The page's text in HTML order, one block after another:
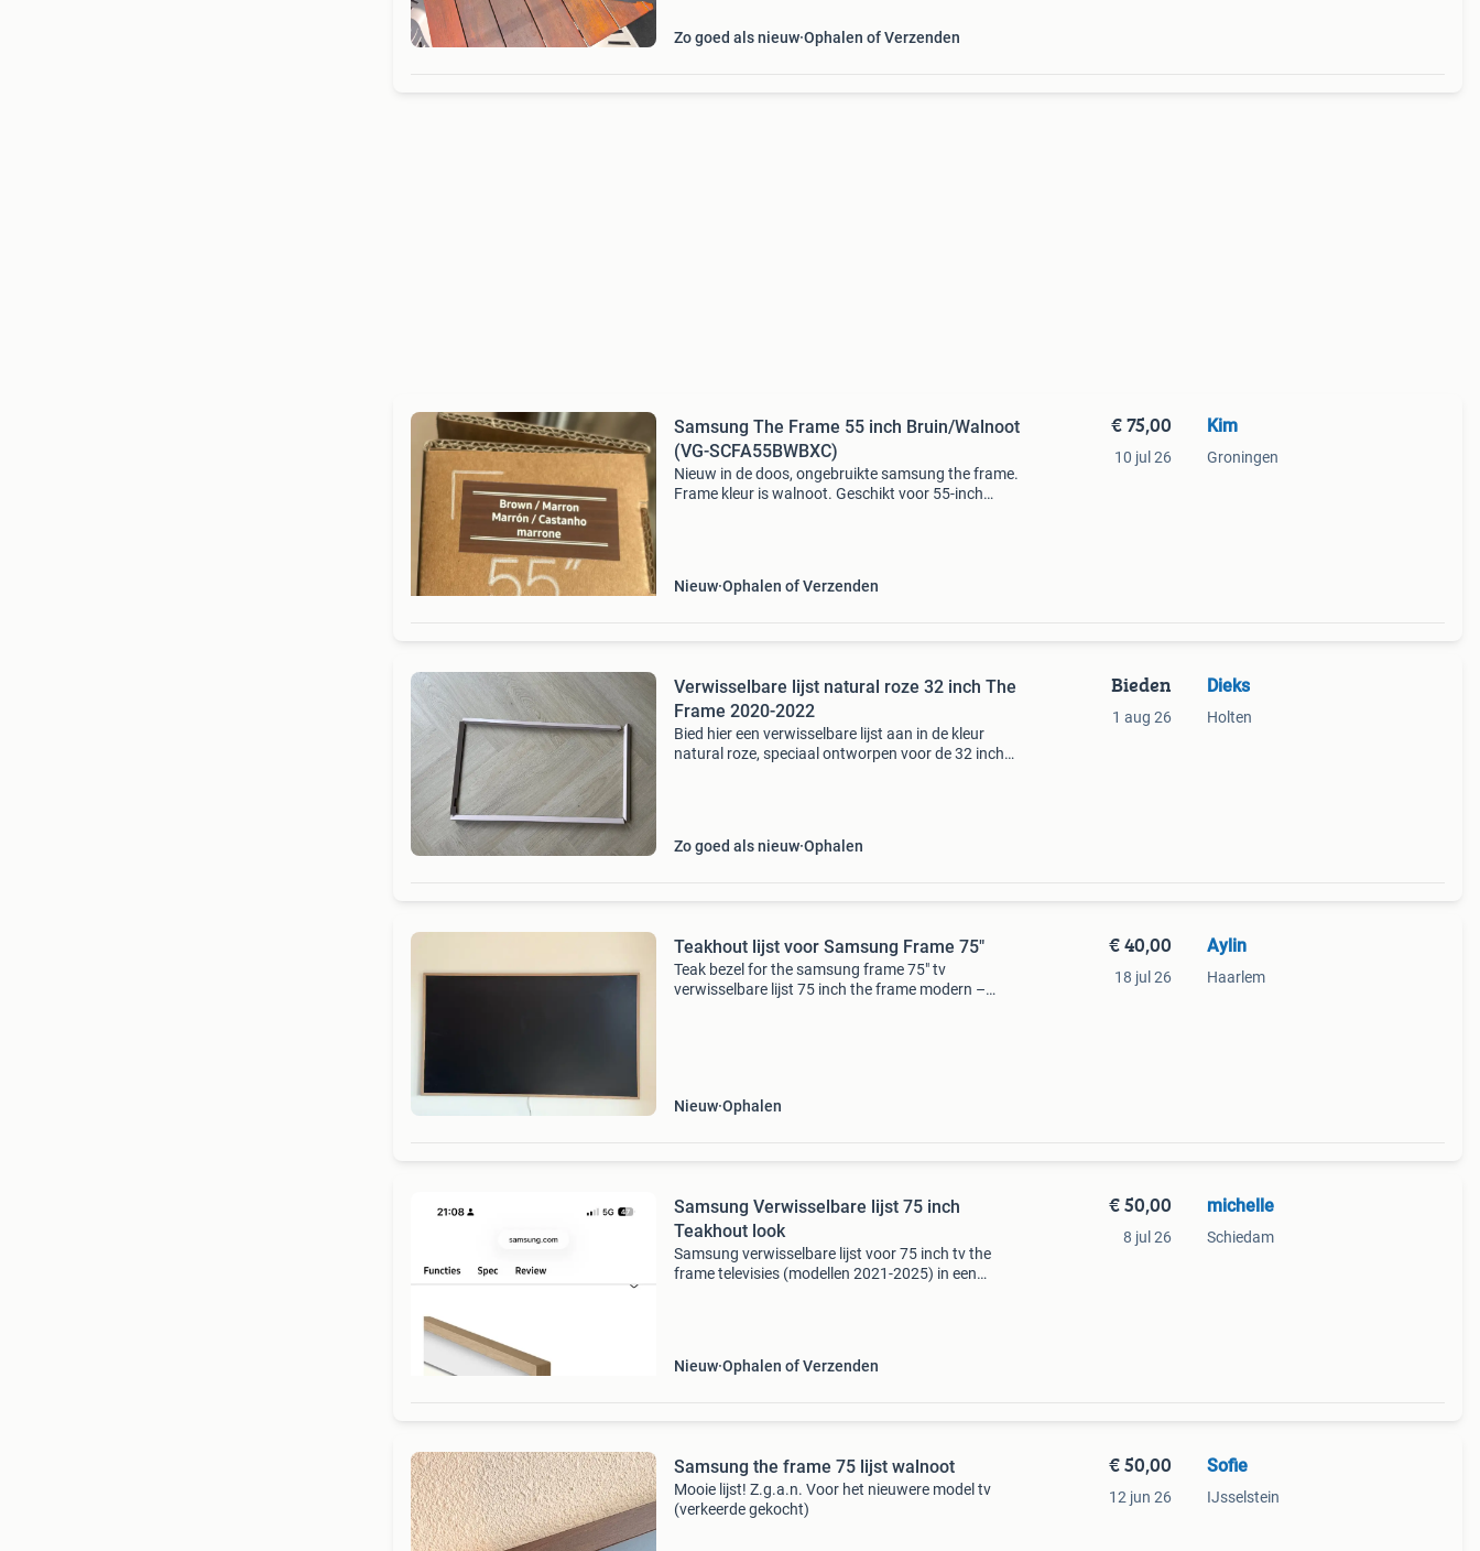
Zo goed als nieuw Ophalen of Verzenden
Samsung The Frame 55 inch Bruin/Walnoot
(VG-SCFA55BWBXC)
Nieuw in de doos, ongebruikte samsung the frame.
Frame kleur is walnoot. Geschikt voor 55-inch
Nieuw Ophalen of Verzenden
€ 75,00
10 jul 26
Kim
Groningen
Verwisselbare lijst natural roze 32 inch The
Frame 2020-2022
Bied hier een verwisselbare lijst aan in de kleur
natural roze, speciaal ontworpen voor de 32 inch
Zo goed als nieuw Ophalen
Bieden
1 aug 26
Dieks
Holten
Teakhout lijst voor Samsung Frame 75"
Teak bezel for the samsung frame 75" tv
verwisselbare lijst 75 inch the frame modern –
Nieuw Ophalen
€ 40,00
18 jul 26
Aylin
Haarlem
Samsung Verwisselbare lijst 75 inch
Teakhout look
Samsung verwisselbare lijst voor 75 inch tv the
frame televisies (modellen 2021-2025) in een
Nieuw Ophalen of Verzenden
€ 50,00
8 jul 26
michelle
Schiedam
Samsung the frame 75 lijst walnoot
Mooie lijst! Z.g.a.n. Voor het nieuwere model tv
(verkeerde gekocht)
€ 50,00
12 jun 26
Sofie
IJsselstein